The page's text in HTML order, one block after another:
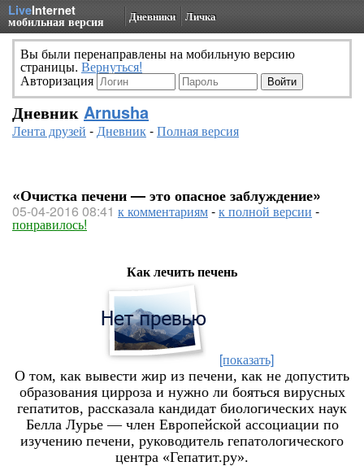
LiveInternet
мобильная версия Дневники Личка
Вы были перенаправлены на мобильную версию
страницы. Вернуться!
Авторизация
Дневник Arnusha
Лента друзей -Дневник-Полная версия
«Очистка печени — это опасное заблуждение»
05-04-2016 08:41 к комментариям-к полной версии -
понравилось!
Как лечить печень
[показать]
О том, как вывести жир из печени, как не допустить
образования цирроза и нужно ли бояться вирусных
гепатитов, рассказала кандидат биологических наук
Белла Лурье — член Европейской ассоциации по
изучению печени, руководитель гепатологического
центра «Гепатит.ру».